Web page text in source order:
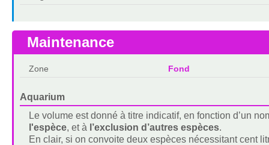
Maintenance
Zone Fond
Aquarium
Le volume est donné à titre indicatif, en fonction d’un
l'espèce, et à l’exclusion d’autres espèces.
En clair, si on convoite deux espèces nécessitant cent